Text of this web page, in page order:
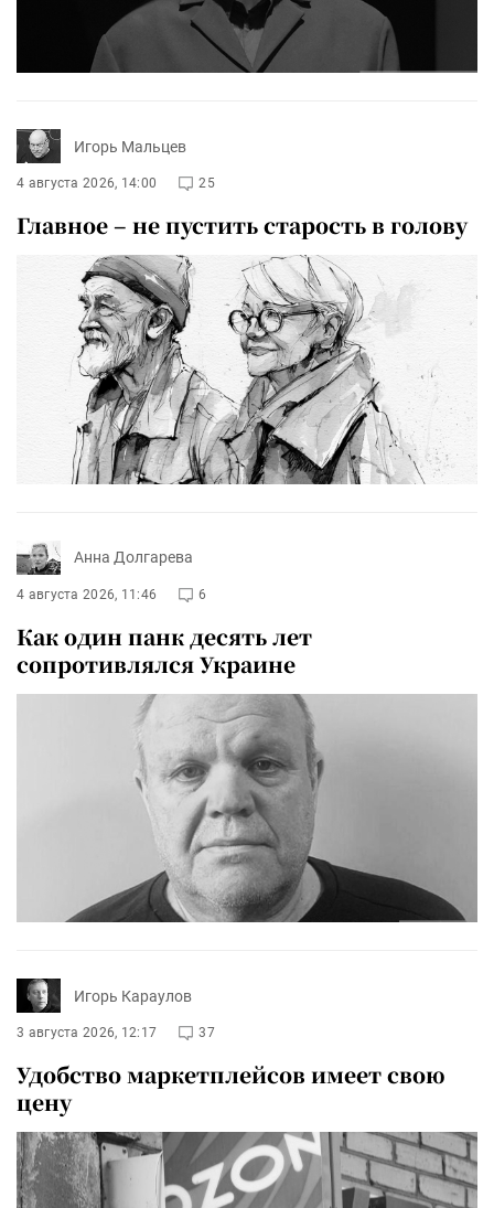
Игорь Мальцев
4 августа 2026, 14:00 25
Главное – не пустить старость в голову
Анна Долгарева
4 августа 2026, 11:46 6
Как один панк десять лет
сопротивлялся Украине
Игорь Караулов
3 августа 2026, 12:17 37
Удобство маркетплейсов имеет свою
цену